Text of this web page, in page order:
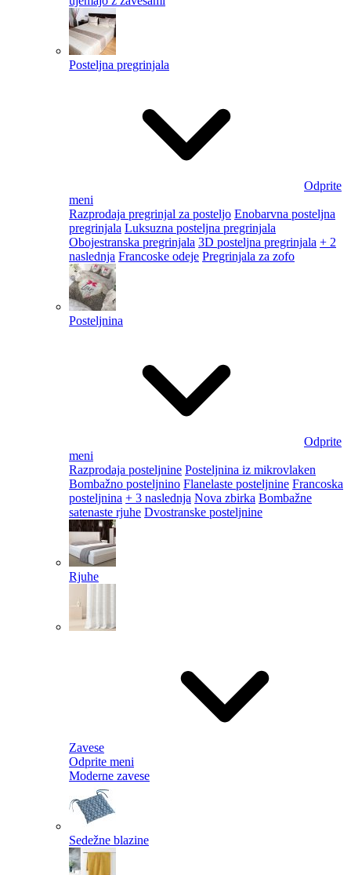
Posteljna pregrinjala
Odprite
meni
Razprodaja pregrinjal za posteljo Enobarvna posteljna
pregrinjala Luksuzna posteljna pregrinjala
Obojestranska pregrinjala 3D posteljna pregrinjala + 2
naslednja Francoske odeje Pregrinjala za zofo
Posteljnina
Odprite
meni
Razprodaja posteljnine Posteljnina iz mikrovlaken
Bombažno posteljnino Flanelaste posteljnine Francoska
posteljnina + 3 naslednja Nova zbirka Bombažne
satenaste rjuhe Dvostranske posteljnine
Rjuhe
Zavese
Odprite meni
Moderne zavese
Sedežne blazine